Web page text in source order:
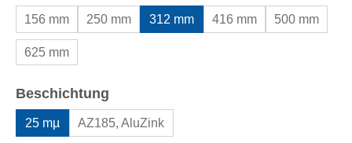
156 mm 250 mm 312 mm 416 mm 500 mm
625 mm
Beschichtung
25 mµ AZ185, AluZink